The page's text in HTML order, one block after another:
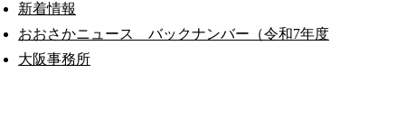
新着情報
おおさかニュース バックナンバー（令和7年度
大阪事務所